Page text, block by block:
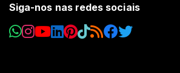
Siga-nos nas redes sociais